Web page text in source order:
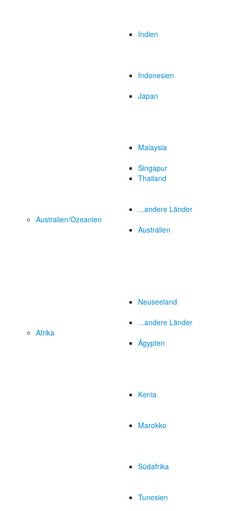
Indien
Indonesien
Japan
Malaysia
Singapur
Thailand
...andere Länder
Australien/Ozeanien
Australien
Neuseeland
...andere Länder
Afrika
Ägypten
Kenia
Marokko
Südafrika
Tunesien